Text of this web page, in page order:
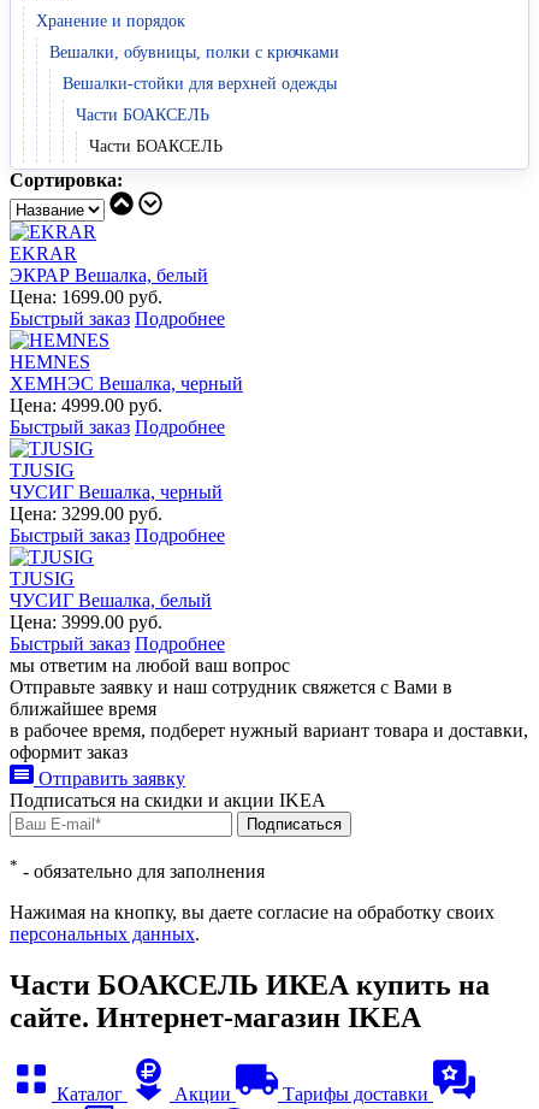
Хранение и порядок
Вешалки, обувницы, полки с крючками
Вешалки-стойки для верхней одежды
Части БОАКСЕЛЬ
Части БОАКСЕЛЬ
Сортировка:
EKRAR
ЭКРАР Вешалка, белый
Цена: 1699.00 руб.
Быстрый заказ Подробнее
HEMNES
ХЕМНЭС Вешалка, черный
Цена: 4999.00 руб.
Быстрый заказ Подробнее
TJUSIG
ЧУСИГ Вешалка, черный
Цена: 3299.00 руб.
Быстрый заказ Подробнее
TJUSIG
ЧУСИГ Вешалка, белый
Цена: 3999.00 руб.
Быстрый заказ Подробнее
мы ответим на любой ваш вопрос
Отправьте заявку и наш сотрудник свяжется с Вами в
ближайшее время
в рабочее время, подберет нужный вариант товара и доставки,
оформит заказ
Отправить заявку
Подписаться на скидки и акции IKEA
Подписаться
* - обязательно для заполнения
Нажимая на кнопку, вы даете согласие на обработку своих
персональных данных.
Части БОАКСЕЛЬ ИКЕА купить на
сайте. Интернет-магазин IKEA
Каталог Акции Тарифы доставки